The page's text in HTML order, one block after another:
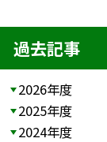
過去記事
2026年度
2025年度
2024年度